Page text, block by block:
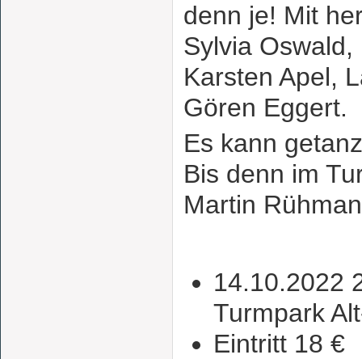
denn je! Mit
Sylvia Oswald,
Karsten Apel,
Gören Eggert.
Es kann
Bis denn im
Martin
14.10.2022
Turmpark
Eintritt 18 €